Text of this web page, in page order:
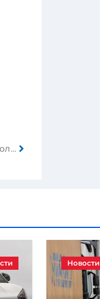
Из-за несоблюдения безопасной дистанции столкнулись «МАЗ» и Hyundai
Новости